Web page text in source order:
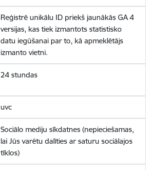
Reģistrē unikālu ID priekš jaunākās GA 4
versijas, kas tiek izmantots statistisko
datu iegūšanai par to, kā apmeklētājs
izmanto vietni.
24 stundas
uvc
Sociālo mediju sīkdatnes (nepieciešamas,
lai Jūs varētu dalīties ar saturu sociālajos
tīklos)